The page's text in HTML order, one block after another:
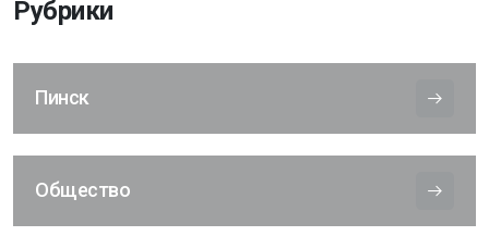
Рубрики
Пинск
Общество